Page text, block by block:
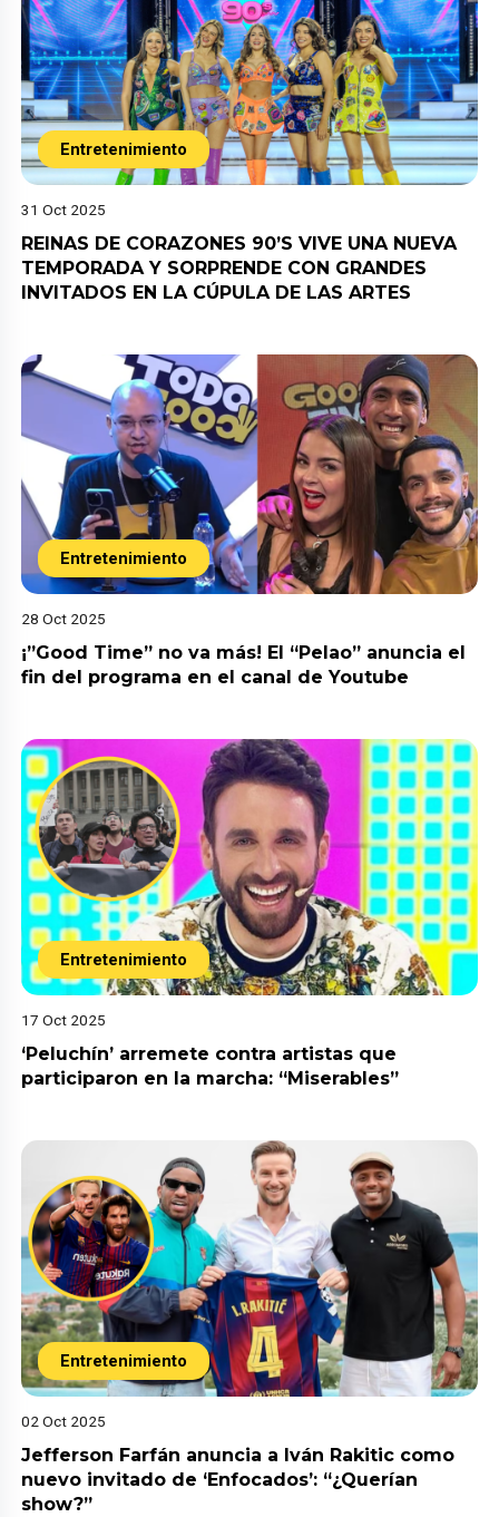
Entretenimiento
31 Oct 2025
REINAS DE CORAZONES 90’S VIVE UNA NUEVA
TEMPORADA Y SORPRENDE CON GRANDES
INVITADOS EN LA CÚPULA DE LAS ARTES
Entretenimiento
28 Oct 2025
¡”Good Time” no va más! El “Pelao” anuncia el
fin del programa en el canal de Youtube
Entretenimiento
17 Oct 2025
‘Peluchín’ arremete contra artistas que
participaron en la marcha: “Miserables”
Entretenimiento
02 Oct 2025
Jefferson Farfán anuncia a Iván Rakitic como
nuevo invitado de ‘Enfocados’: “¿Querían
show?”